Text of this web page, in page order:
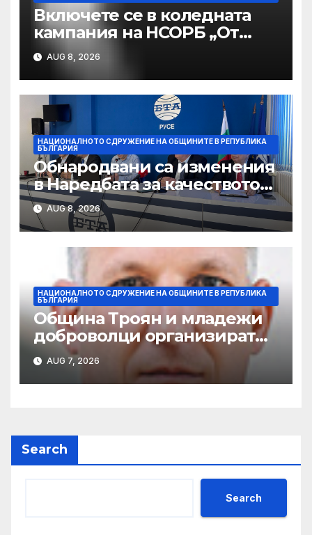
Включете се в коледната
кампания на НСОРБ „От
нашите общини за Вашите
празници!“
AUG 8, 2026
НАЦИОНАЛНОТО СДРУЖЕНИЕ НА ОБЩИНИТЕ В РЕПУБЛИКА
БЪЛГАРИЯ
Обнародвани са изменения
в Наредбата за качеството
на социалните услуги
AUG 8, 2026
НАЦИОНАЛНОТО СДРУЖЕНИЕ НА ОБЩИНИТЕ В РЕПУБЛИКА
БЪЛГАРИЯ
Община Троян и младежи
доброволци организират
общностното събитие
„Софра на поколенията“ по
повод Международния ден
AUG 7, 2026
Search
Search